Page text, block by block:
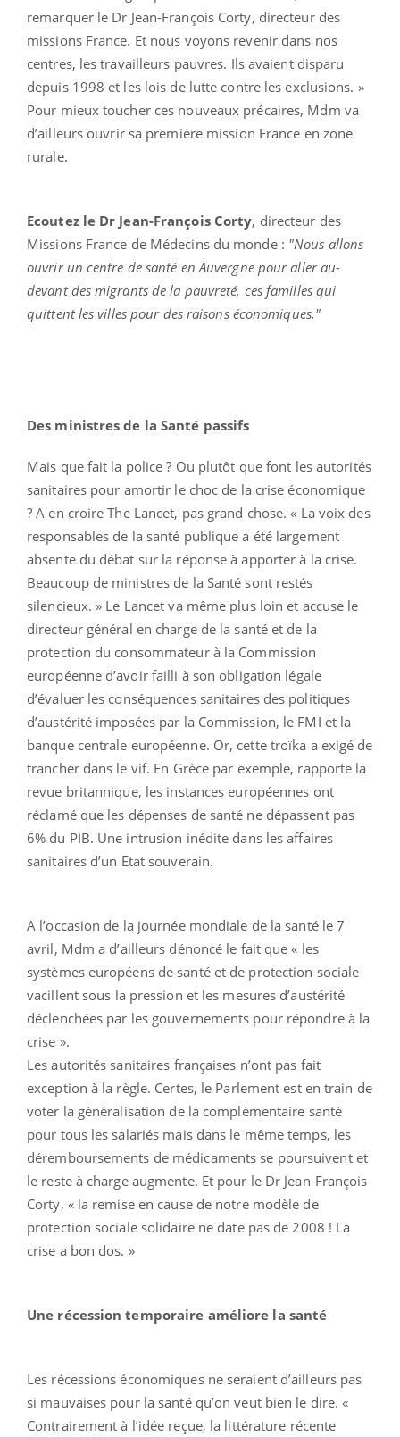
remarquer le Dr Jean-François Corty, directeur des
missions France. Et nous voyons revenir dans nos
centres, les travailleurs pauvres. Ils avaient disparu
depuis 1998 et les lois de lutte contre les exclusions. »
Pour mieux toucher ces nouveaux précaires, Mdm va
d’ailleurs ouvrir sa première mission France en zone
rurale.
Ecoutez le Dr Jean-François Corty, directeur des
Missions France de Médecins du monde : "Nous allons
ouvrir un centre de santé en Auvergne pour aller au-
devant des migrants de la pauvreté, ces familles qui
quittent les villes pour des raisons économiques."
Des ministres de la Santé passifs
Mais que fait la police ? Ou plutôt que font les autorités
sanitaires pour amortir le choc de la crise économique
? A en croire The Lancet, pas grand chose. « La voix des
responsables de la santé publique a été largement
absente du débat sur la réponse à apporter à la crise.
Beaucoup de ministres de la Santé sont restés
silencieux. » Le Lancet va même plus loin et accuse le
directeur général en charge de la santé et de la
protection du consommateur à la Commission
européenne d’avoir failli à son obligation légale
d’évaluer les conséquences sanitaires des politiques
d’austérité imposées par la Commission, le FMI et la
banque centrale européenne. Or, cette troïka a exigé de
trancher dans le vif. En Grèce par exemple, rapporte la
revue britannique, les instances européennes ont
réclamé que les dépenses de santé ne dépassent pas
6% du PIB. Une intrusion inédite dans les affaires
sanitaires d’un Etat souverain.
A l’occasion de la journée mondiale de la santé le 7
avril, Mdm a d’ailleurs dénoncé le fait que « les
systèmes européens de santé et de protection sociale
vacillent sous la pression et les mesures d’austérité
déclenchées par les gouvernements pour répondre à la
crise ».
Les autorités sanitaires françaises n’ont pas fait
exception à la règle. Certes, le Parlement est en train de
voter la généralisation de la complémentaire santé
pour tous les salariés mais dans le même temps, les
déremboursements de médicaments se poursuivent et
le reste à charge augmente. Et pour le Dr Jean-François
Corty, « la remise en cause de notre modèle de
protection sociale solidaire ne date pas de 2008 ! La
crise a bon dos. »
Une récession temporaire améliore la santé
Les récessions économiques ne seraient d’ailleurs pas
si mauvaises pour la santé qu’on veut bien le dire. «
Contrairement à l’idée reçue, la littérature récente